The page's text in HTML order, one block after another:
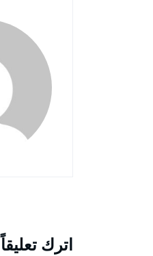
اترك تعليقاً